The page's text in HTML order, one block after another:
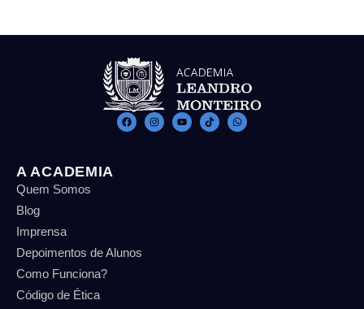
A ACADEMIA
Quem Somos
Blog
Imprensa
Depoimentos de Alunos
Como Funciona?
Código de Ética